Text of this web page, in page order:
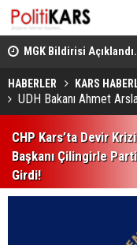
MGK Bildirisi
Politika Başlıkları
Domuz Sanıp Ateş
HABERLER KARS
UDH Bakanı Ahmet
CHP Kars’ta Devir
Başkanı Çilingirle
Girdi!